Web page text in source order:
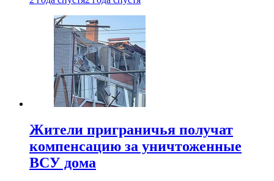
Жители приграничья получат
компенсацию за уничтоженные
ВСУ дома